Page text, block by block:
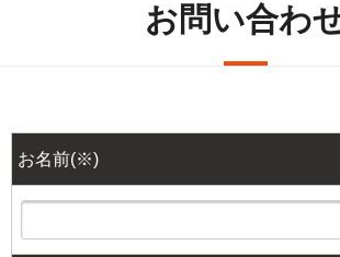
お問い合わ
お名前(※)